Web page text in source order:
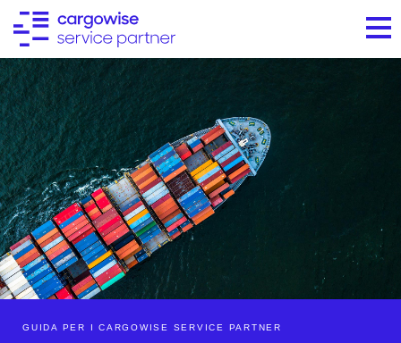
GUIDA PER I CARGOWISE SERVICE PARTNER